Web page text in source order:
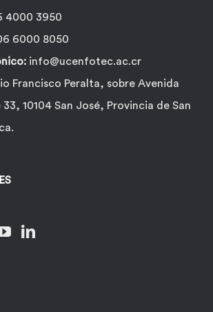
4000 3950
6000 8050
info@ucenfotec.ac.cr
Francisco Peralta, sobre Avenida
10104 San José, Provincia de San